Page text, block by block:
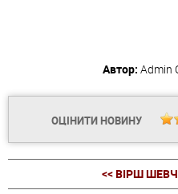
Автор: Admin
ОЦІНИТИ НОВИНУ
<< ВІРШ